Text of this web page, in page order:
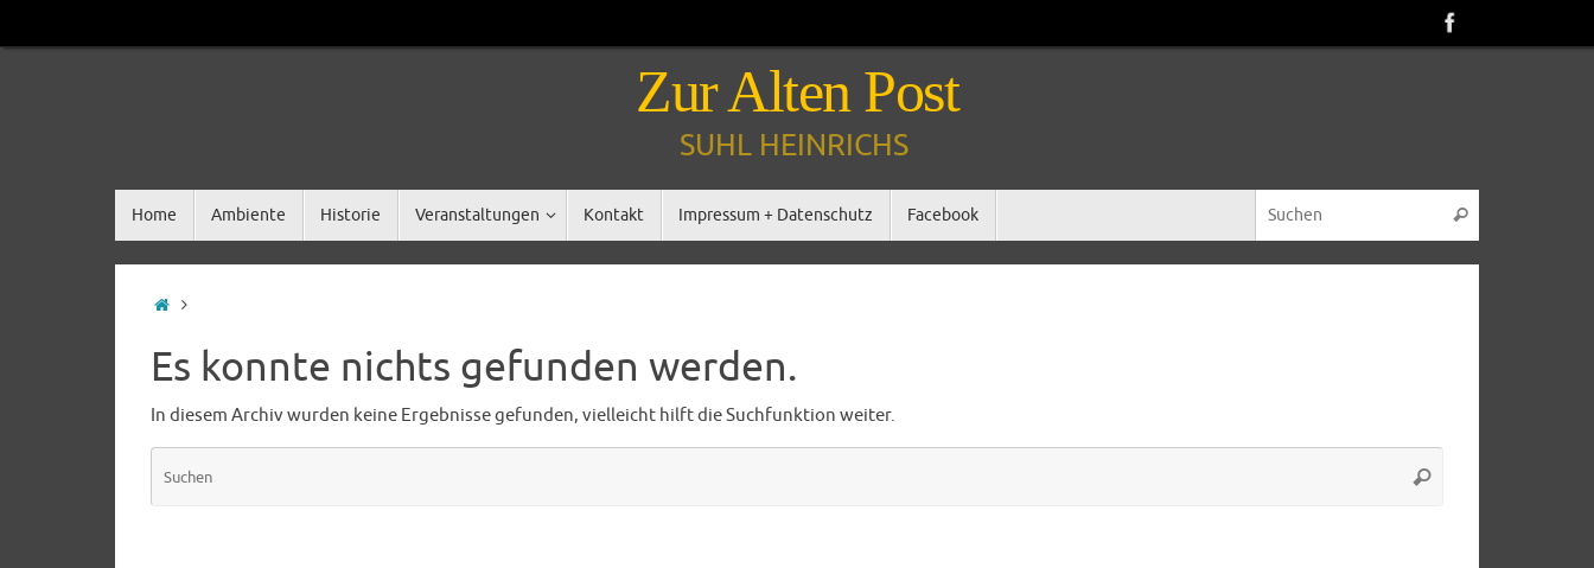
Zur Alten Post
SUHL HEINRICHS
Inhalt
Home Ambiente Historie Veranstaltungen Kontakt Impressum + Datenschutz Facebook Suchen
Startseite
Es konnte nichts gefunden werden.
In diesem Archiv wurden keine Ergebnisse gefunden, vielleicht hilft die Suchfunktion weiter.
Suchen